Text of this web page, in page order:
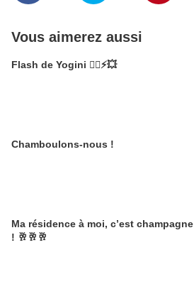
Vous aimerez aussi
Flash de Yogini 🧘‍♀️⚡💥
Chamboulons-nous !
Ma résidence à moi, c’est champagne
! 🥂🥂🥂